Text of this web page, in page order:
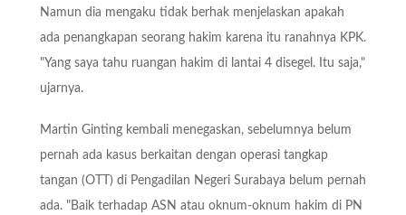
Namun dia mengaku tidak berhak menjelaskan apakah
ada penangkapan seorang hakim karena itu ranahnya KPK.
"Yang saya tahu ruangan hakim di lantai 4 disegel. Itu saja,"
ujarnya.
Martin Ginting kembali menegaskan, sebelumnya belum
pernah ada kasus berkaitan dengan operasi tangkap
tangan (OTT) di Pengadilan Negeri Surabaya belum pernah
ada. "Baik terhadap ASN atau oknum-oknum hakim di PN